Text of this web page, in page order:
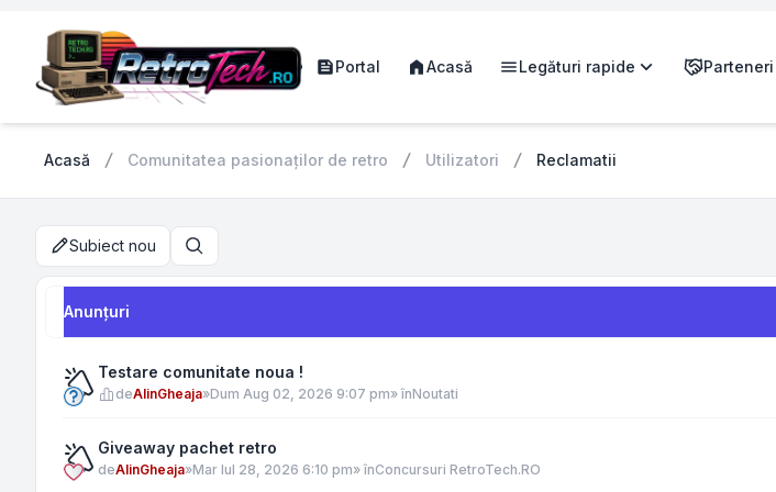
Portal Acasă Legături rapide Parteneri
Acasă Comunitatea pasionaților de retro Utilizatori Reclamatii
Subiect nou Căutare
Anunţuri
Testare comunitate noua !
deAlinGheaja»Dum Aug 02, 2026 9:07 pm» înNoutati
Giveaway pachet retro
deAlinGheaja»Mar Iul 28, 2026 6:10 pm» înConcursuri RetroTech.RO